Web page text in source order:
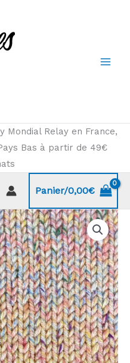
Relay en France,
Bas à partir de 49€
Panier/0,00€